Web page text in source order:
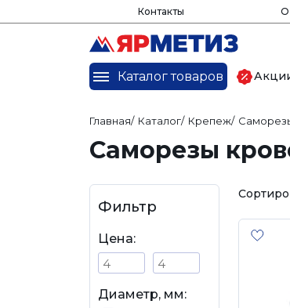
Контакты О
Каталог товаров
Главная/ Каталог/ Крепеж/
Саморезы
Фильтр
Цена:
Диаметр, мм: